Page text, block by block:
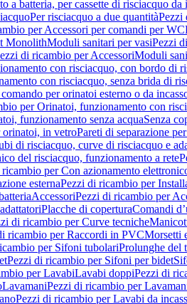
a batteria, per cassette di risciacquo
Per risciacquo a due quantitàPezzi
per Accessori per comandi per WC
MonolithModuli sanitari per vasiPezzi
di ricambio per AccessoriModuli
con risciacquo, con bordo di
con risciacquo, senza brida di
per orinatoi esterno o da
per Orinatoi, funzionamento con
funzionamento senza acquaSenza
orinatoi, in vetroPareti di separazione
di risciacquo, curve di risciacquo e
del risciacquo, funzionamento a rete
per Con azionamento
esternaPezzi di ricambio per
AccessoriPezzi di ricambio per
Placche di coperturaComandi
di ricambio per Curve tecniche
ricambio per Raccordi in PVCMorsetti
per Sifoni tubolariProlunghe del
Pezzi di ricambio per Sifoni per bidet
per LavabiLavabi doppiPezzi di
LavamaniPezzi di ricambio per
Pezzi di ricambio per Lavabi da